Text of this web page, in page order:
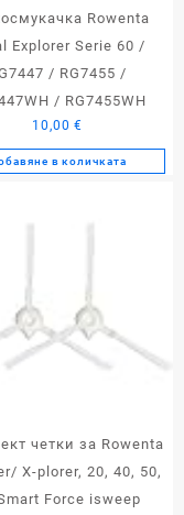
Rowenta
Explorer Serie 60 /
/ RG7455 /
/ RG7455WH
10,00€
в количката
четки за Rowenta
X-plorer, 20, 40, 50,
Force isweep